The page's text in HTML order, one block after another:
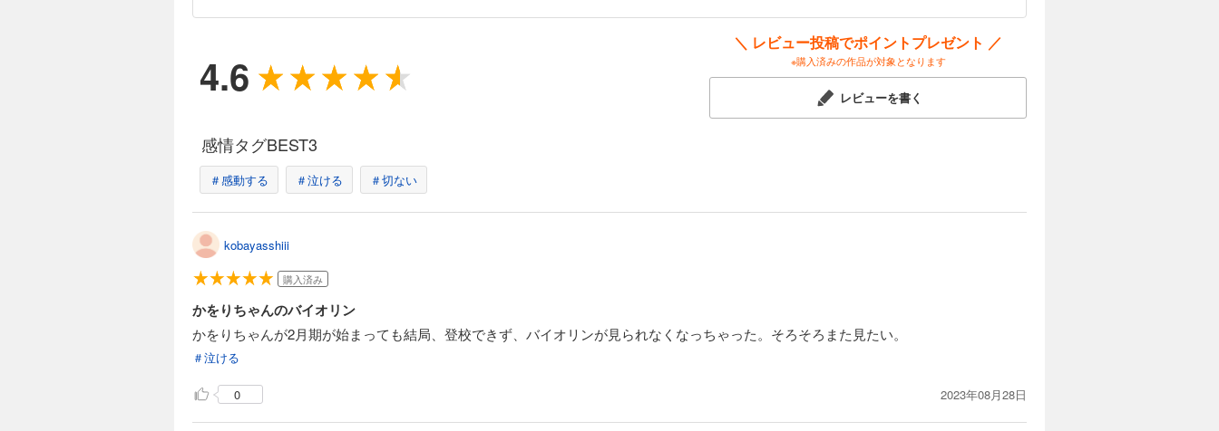
4.6
＼ レビュー投稿でポイントプレゼント ／
※購入済みの作品が対象となります
レビューを書く
感情タグBEST3
＃感動する ＃泣ける ＃切ない
kobayasshiii
購入済み
かをりちゃんのバイオリン
かをりちゃんが2月期が始まっても結局、登校できず、バイオリンが見られなくなっちゃった。そろそろまた見たい。
＃泣ける
0 2023年08月28日